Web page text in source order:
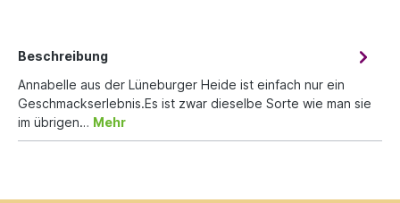
Beschreibung
Annabelle aus der Lüneburger Heide ist einfach nur ein
Geschmackserlebnis.Es ist zwar dieselbe Sorte wie man sie
im übrigen… Mehr